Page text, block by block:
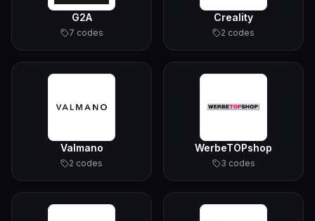
G2A
7 codes
Creality
2 codes
Valmano
2 codes
WerbeTOPshop
3 codes